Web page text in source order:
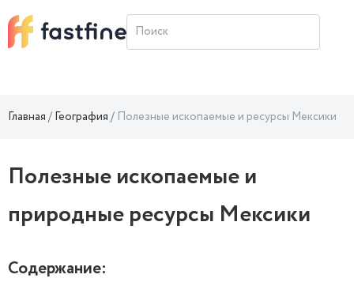
Главная География Полезные ископаемые и ресурсы Мексики
Полезные ископаемые и
природные ресурсы Мексики
Содержание: